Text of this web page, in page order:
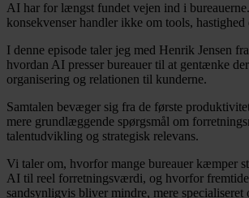
AI har for længst fundet vejen ind i
konsekvenser handler ikke om tools,
I denne episode taler jeg med Henrik Jensen fra
hvordan AI presser bureauer til at gentænke
organisering og relationen til kunderne.
Samtalen bevæger sig fra de første
mere grundlæggende spørgsmål om
talentudvikling og strategisk relevans.
Vi taler om, hvorfor mange bureauer kæmper
AI til reel forretningsværdi, og hvorfor
sandsynligvis bliver mindre, mere specialiseret